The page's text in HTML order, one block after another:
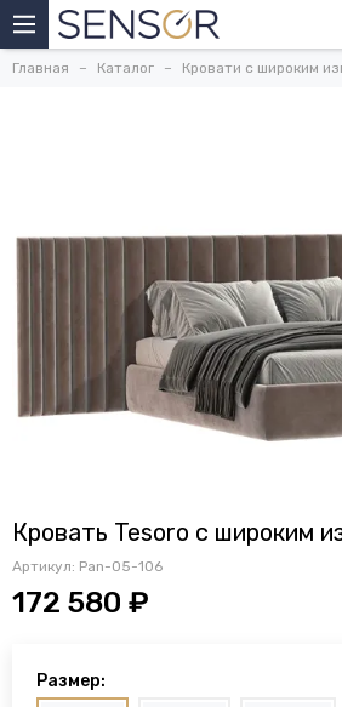
Главная Каталог Кровати с широким
Кровать Tesoro с широким
Артикул: Pan-05-106
172 580 ₽
Размер: